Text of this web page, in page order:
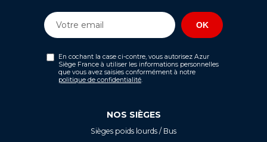
En cochant la case ci-contre, vous autorisez Azur
Siège France à utiliser les informations personnelles
que vous avez saisies conformément à notre
politique de confidentialité
NOS SIÈGES
Sièges poids lourds / Bus